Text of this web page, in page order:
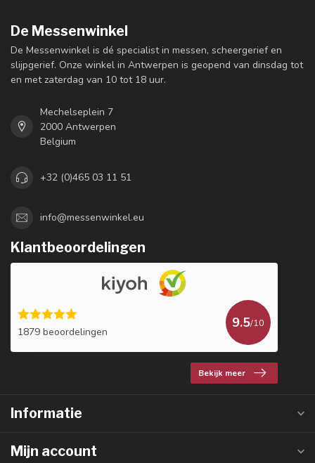
De Messenwinkel
De Messenwinkel is dé specialist in messen, scheergerief en
slijpgerief. Onze winkel in Antwerpen is geopend van dinsdag tot
en met zaterdag van 10 tot 18 uur.
Mechelseplein 7
2000 Antwerpen
Belgium
+32 (0)465 03 11 51
info@messenwinkel.eu
Klantbeoordelingen
1879 beoordelingen
9.5/10
Bekijk meer
Informatie
Mijn account